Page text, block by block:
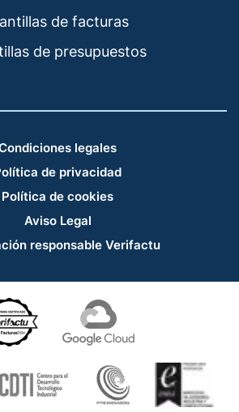
de facturas
de presupuestos
legales
de privacidad
Política de cookies
Aviso Legal
responsable Verifactu